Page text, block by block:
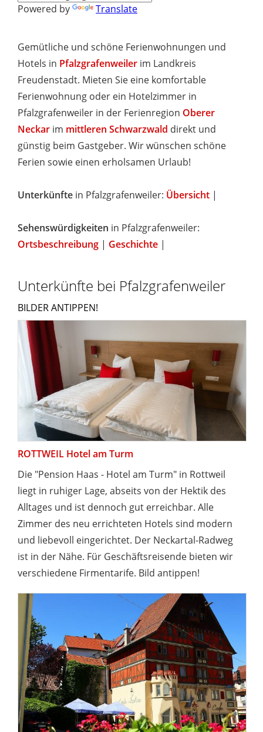
Powered by Translate
Gemütliche und schöne Ferienwohnungen und
Hotels in Pfalzgrafenweiler im Landkreis
Freudenstadt. Mieten Sie eine komfortable
Ferienwohnung oder ein Hotelzimmer in
Pfalzgrafenweiler in der Ferienregion Oberer
Neckar im mittleren Schwarzwald direkt und
günstig beim Gastgeber. Wir wünschen schöne
Ferien sowie einen erholsamen Urlaub!
Unterkünfte in Pfalzgrafenweiler: Übersicht |
Sehenswürdigkeiten in Pfalzgrafenweiler:
Ortsbeschreibung | Geschichte |
Unterkünfte bei Pfalzgrafenweiler
BILDER ANTIPPEN!
ROTTWEIL Hotel am Turm
Die "Pension Haas - Hotel am Turm" in Rottweil
liegt in ruhiger Lage, abseits von der Hektik des
Alltages und ist dennoch gut erreichbar. Alle
Zimmer des neu errichteten Hotels sind modern
und liebevoll eingerichtet. Der Neckartal-Radweg
ist in der Nähe. Für Geschäftsreisende bieten wir
verschiedene Firmentarife. Bild antippen!